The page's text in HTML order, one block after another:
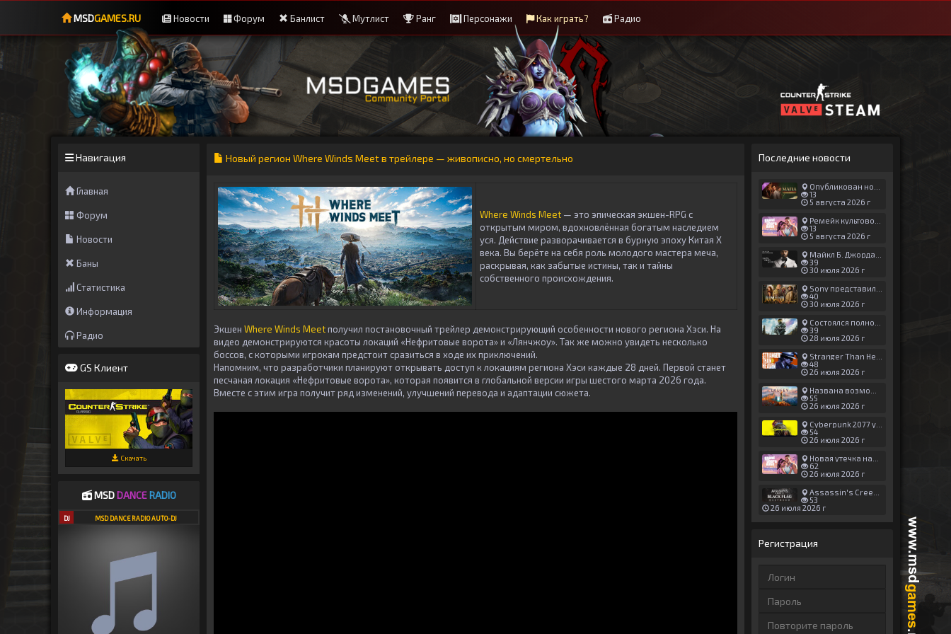
MSDGAMES.RU Новости Форум Банлист Мутлист Ранг Персонажи Как играть? Радио
Навигация
Главная
Форум
Новости
Баны
Статистика
Информация
Радио
GS Клиент
Скачать
MSDDANCE RADIO
DJ MSD DANCE RADIO AUTO-DJ
Новый регион Where Winds Meet в трейлере — живописно, но смертельно
Where Winds Meet — это эпическая экшен-RPG с
открытым миром, вдохновлённая богатым наследием
уся. Действие разворачивается в бурную эпоху Китая X
века. Вы берёте на себя роль молодого мастера меча,
раскрывая, как забытые истины, так и тайны
собственного происхождения.
Экшен Where Winds Meetполучил постановочный трейлер демонстрирующий особенности нового региона Хэси. На
видео демонстрируются красоты локаций «Нефритовые ворота» и «Лянчжоу». Так же можно увидеть несколько
боссов, с которыми игрокам предстоит сразиться в ходе их приключений.
Напомним, что разработчики планируют открывать доступ к локациям региона Хэси каждые 28 дней. Первой станет
песчаная локация «Нефритовые ворота», которая появится в глобальной версии игры шестого марта 2026 года.
Вместе с этим игра получит ряд изменений, улучшений перевода и адаптации сюжета.
Последние новости
Опубликован новый геймплей Man of Honor для Mafia: The Old Country
13
5 августа 2026 г
Ремейк культовой японской игры задержали ради выхода GTA 6
13
5 августа 2026 г
Майкл Б. Джордан сыграл главную роль в новой «Афере Томаса Крауна»
39
30 июля 2026 г
Sony представила трейлер новой части «Джуманджи»
40
30 июля 2026 г
Состоялся полноценный релиз Halo: Campaign Evolved
39
28 июля 2026 г
Stranger Than Heaven получила новый трейлер с акцентом на жестокие драки
48
26 июля 2026 г
Названа возможная дата выхода God of War: Laufey — 16 февраля 2027 года
55
26 июля 2026 г
Cyberpunk 2077 установила новый рекорд: 1,5 млрд загрузок модов, в топе — контент 18+
54
26 июля 2026 г
Новая утечка намекает на выход третьего трейлера GTA 6 уже 7 августа
62
26 июля 2026 г
Assassin's Creed Black Flag Resynced может позаимствовать систему испытаний у Mirage
53
26 июля 2026 г
Регистрация